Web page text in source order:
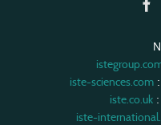
iste-sciences.com:
iste.co.uk
iste-